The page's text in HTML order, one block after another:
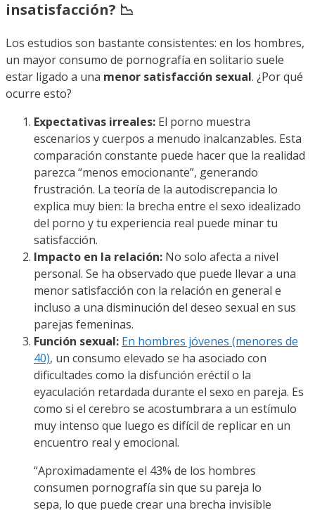
insatisfacción? 📉
Los estudios son bastante consistentes: en los hombres,
un mayor consumo de pornografía en solitario suele
estar ligado a una menor satisfacción sexual. ¿Por qué
ocurre esto?
Expectativas irreales: El porno muestra
escenarios y cuerpos a menudo inalcanzables. Esta
comparación constante puede hacer que la realidad
parezca “menos emocionante”, generando
frustración. La teoría de la autodiscrepancia lo
explica muy bien: la brecha entre el sexo idealizado
del porno y tu experiencia real puede minar tu
satisfacción.
Impacto en la relación: No solo afecta a nivel
personal. Se ha observado que puede llevar a una
menor satisfacción con la relación en general e
incluso a una disminución del deseo sexual en sus
parejas femeninas.
Función sexual: En hombres jóvenes (menores de
40), un consumo elevado se ha asociado con
dificultades como la disfunción eréctil o la
eyaculación retardada durante el sexo en pareja. Es
como si el cerebro se acostumbrara a un estímulo
muy intenso que luego es difícil de replicar en un
encuentro real y emocional.
“Aproximadamente el 43% de los hombres
consumen pornografía sin que su pareja lo
sepa, lo que puede crear una brecha invisible